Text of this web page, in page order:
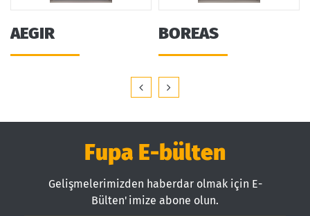
Fupa E-bülten
Gelişmelerimizden haberdar olmak için E-
Bülten'imize abone olun.